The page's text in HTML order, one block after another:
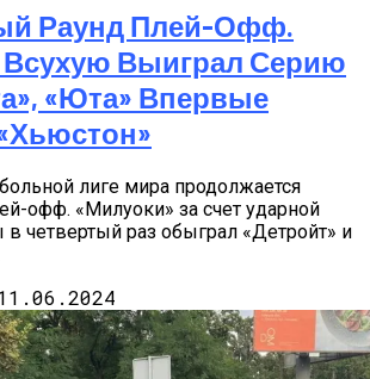
Раунд Плей-Офф.
Всухую Выиграл Серию
«Юта» Впервые
лиге мира продолжается
офф. «Милуоки» за счет ударной
четвертый раз обыграл «Детройт» и